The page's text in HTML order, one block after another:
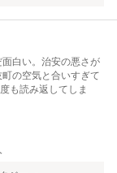
白い。治安の悪さが
の空気と合いすぎて
も読み返してしま